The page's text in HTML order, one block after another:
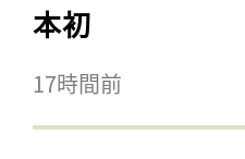
本初
17時間前